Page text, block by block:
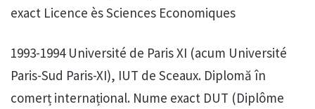
exact Licence ès Sciences Economiques
1993-1994 Université de Paris XI (acum Université
Paris-Sud Paris-XI), IUT de Sceaux. Diplomă în
comerț internațional. Nume exact DUT (Diplôme